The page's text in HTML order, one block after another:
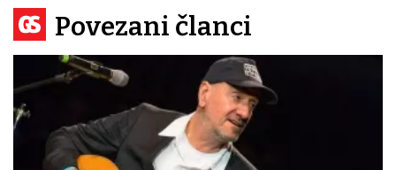
Povezani članci